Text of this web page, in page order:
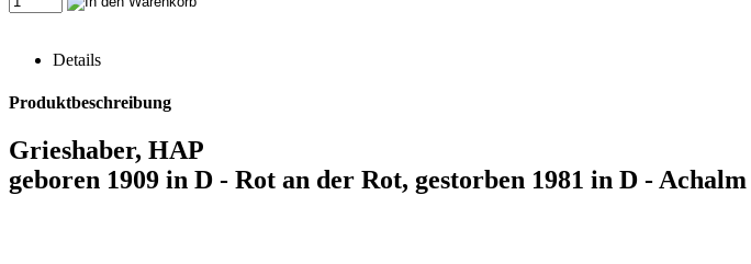
Details
Produktbeschreibung
Grieshaber, HAP
geboren 1909 in D - Rot an der Rot, gestorben 1981 in D - Achalm